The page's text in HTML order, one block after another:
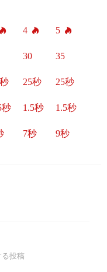
4 5
30 35
25秒 25秒
秒 1.5秒 1.5秒
7秒 9秒
る投稿